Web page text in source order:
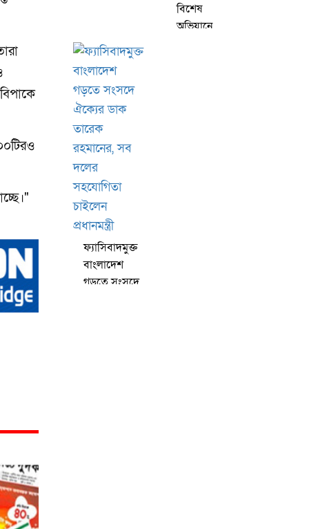
বাহিনী গড়তে
চায় সরকার
বিশেষ
অভিযানে
ফ্যাসিবাদমুক্ত
বাংলাদেশ
গড়তে সংসদে